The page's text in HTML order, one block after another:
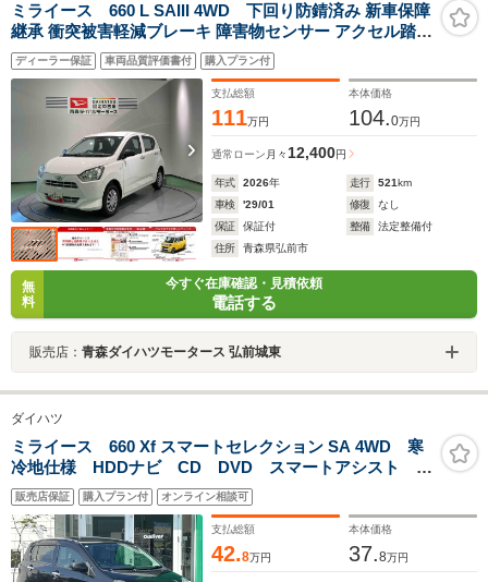
ミライース 660 L SAIII 4WD 下回り防錆済み 新車保障
継承 衝突被害軽減ブレーキ 障害物センサー アクセル踏み
間違い防止装置
ディーラー保証 車両品質評価書付 購入プラン付
支払総額
111万円
本体価格
104.0万円
通常ローン 月々12,400円
年式 2026年 走行 521km
車検
'29/01 修復
なし
保証
保証付 整備
法定整備付
住所
青森県弘前市
無
料
今すぐ在庫確認・見積依頼
電話する
販売店： 青森ダイハツモータース 弘前城東
ダイハツ
ミライース 660 Xf スマートセレクション SA 4WD 寒
冷地仕様 HDDナビ CD DVD スマートアシスト 衝
突被害軽減ブレーキ 誤発進抑制制御機能 横滑り防止
機能 トラクションコントロール エコアイドル リモ
コンキー セキュリティアラーム
販売店保証 購入プラン付 オンライン相談可
支払総額
42.8万円
本体価格
37.8万円